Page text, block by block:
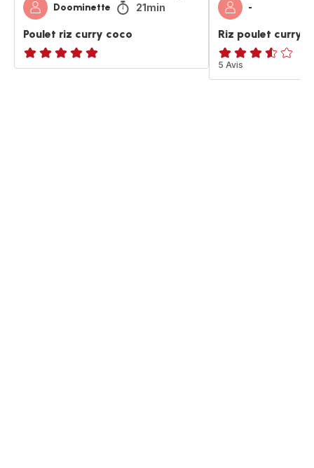
Doominette 21min
Poulet riz curry coco
ratings.NaN
-
Riz poulet curry
ratings.3.5
5 Avis